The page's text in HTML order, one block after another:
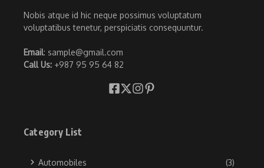
Nobis atque id hic neque possimus voluptatum
voluptatibus tenetur, perspiciatis consequuntur.
Email: sample@gmail.com
Call Us: +987 95 95 64 82
Category List
Automobiles (3)